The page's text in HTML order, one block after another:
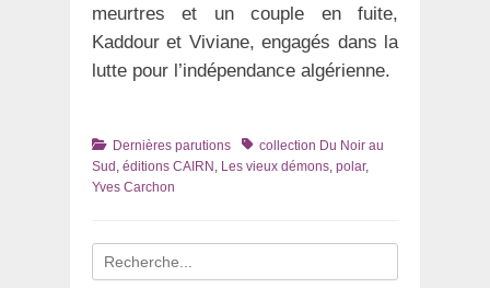
meurtres et un couple en fuite,
Kaddour et Viviane, engagés dans la
lutte pour l’indépendance algérienne.
Catégories
Dernières parutions Tagscollection Du Noir au
Sud, éditions CAIRN, Les vieux démons, polar,
Yves Carchon
Recherche
pour